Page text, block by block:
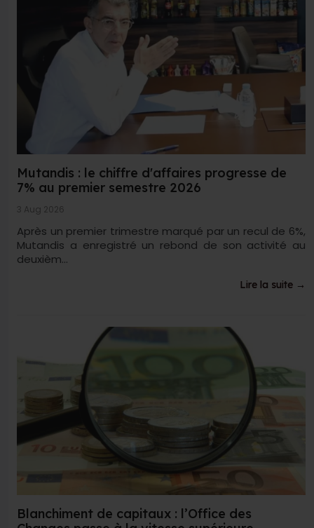
Mutandis : le chiffre d'affaires progresse de
7% au premier semestre 2026
3 Aug 2026
Après un premier trimestre marqué par un recul de 6%,
Mutandis a enregistré un rebond de son activité au
deuxièm...
Lire la suite →
Blanchiment de capitaux : l’Office des